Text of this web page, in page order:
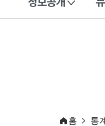
이 누리집은 대한민국
홈 통